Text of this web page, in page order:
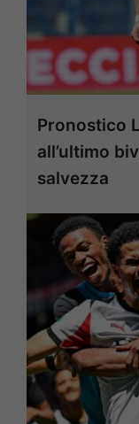
Pronostico
all’ultimo
salvezza